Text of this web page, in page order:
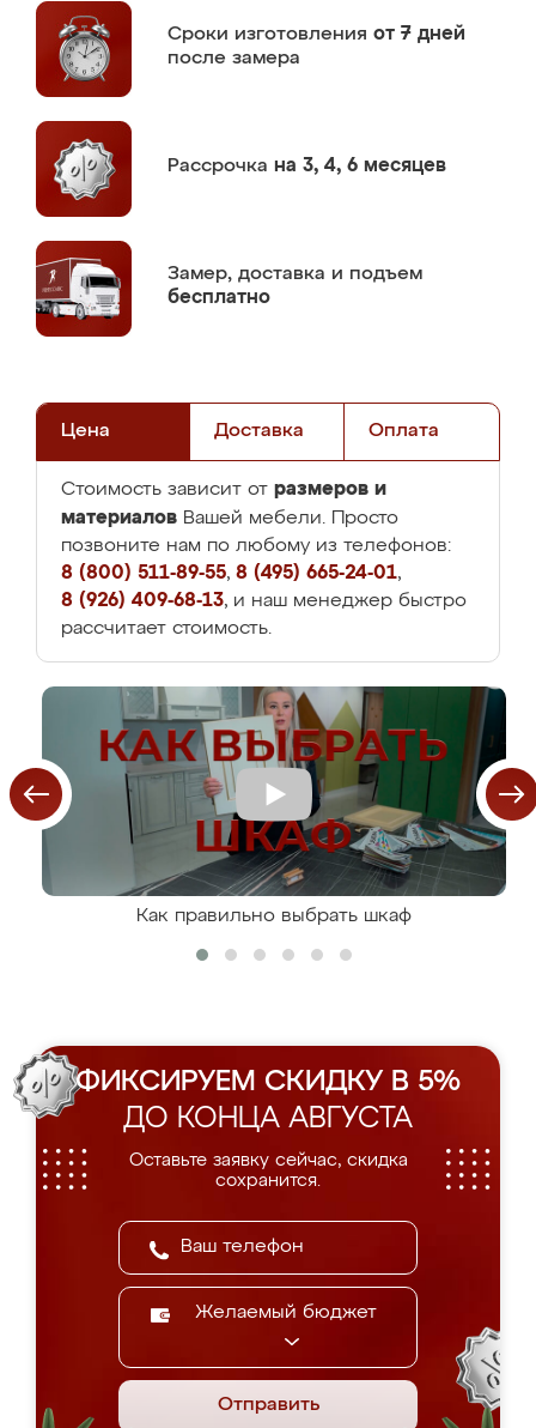
Сроки изготовления от 7 дней
после замера
Рассрочка на 3, 4, 6 месяцев
Замер, доставка и подъем
бесплатно
Цена Доставка Оплата
Стоимость зависит от размеров и
материалов Вашей мебели. Просто
позвоните нам по любому из телефонов:
8 (800) 511-89-55, 8 (495) 665-24-01,
8 (926) 409-68-13, и наш менеджер быстро
рассчитает стоимость.
Как правильно выбрать шкаф
ФИКСИРУЕМ СКИДКУ В 5%
ДО КОНЦА АВГУСТА
Оставьте заявку сейчас, скидка
сохранится.
Желаемый бюджет
Отправить